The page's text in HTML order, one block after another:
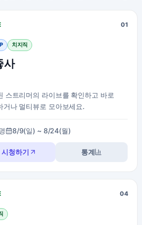
01
치지직
사
스트리머의 라이브를 확인하고 바로
거나 멀티뷰로 모아보세요.
8/9(일) ~ 8/24(월)
시청하기 통계
04